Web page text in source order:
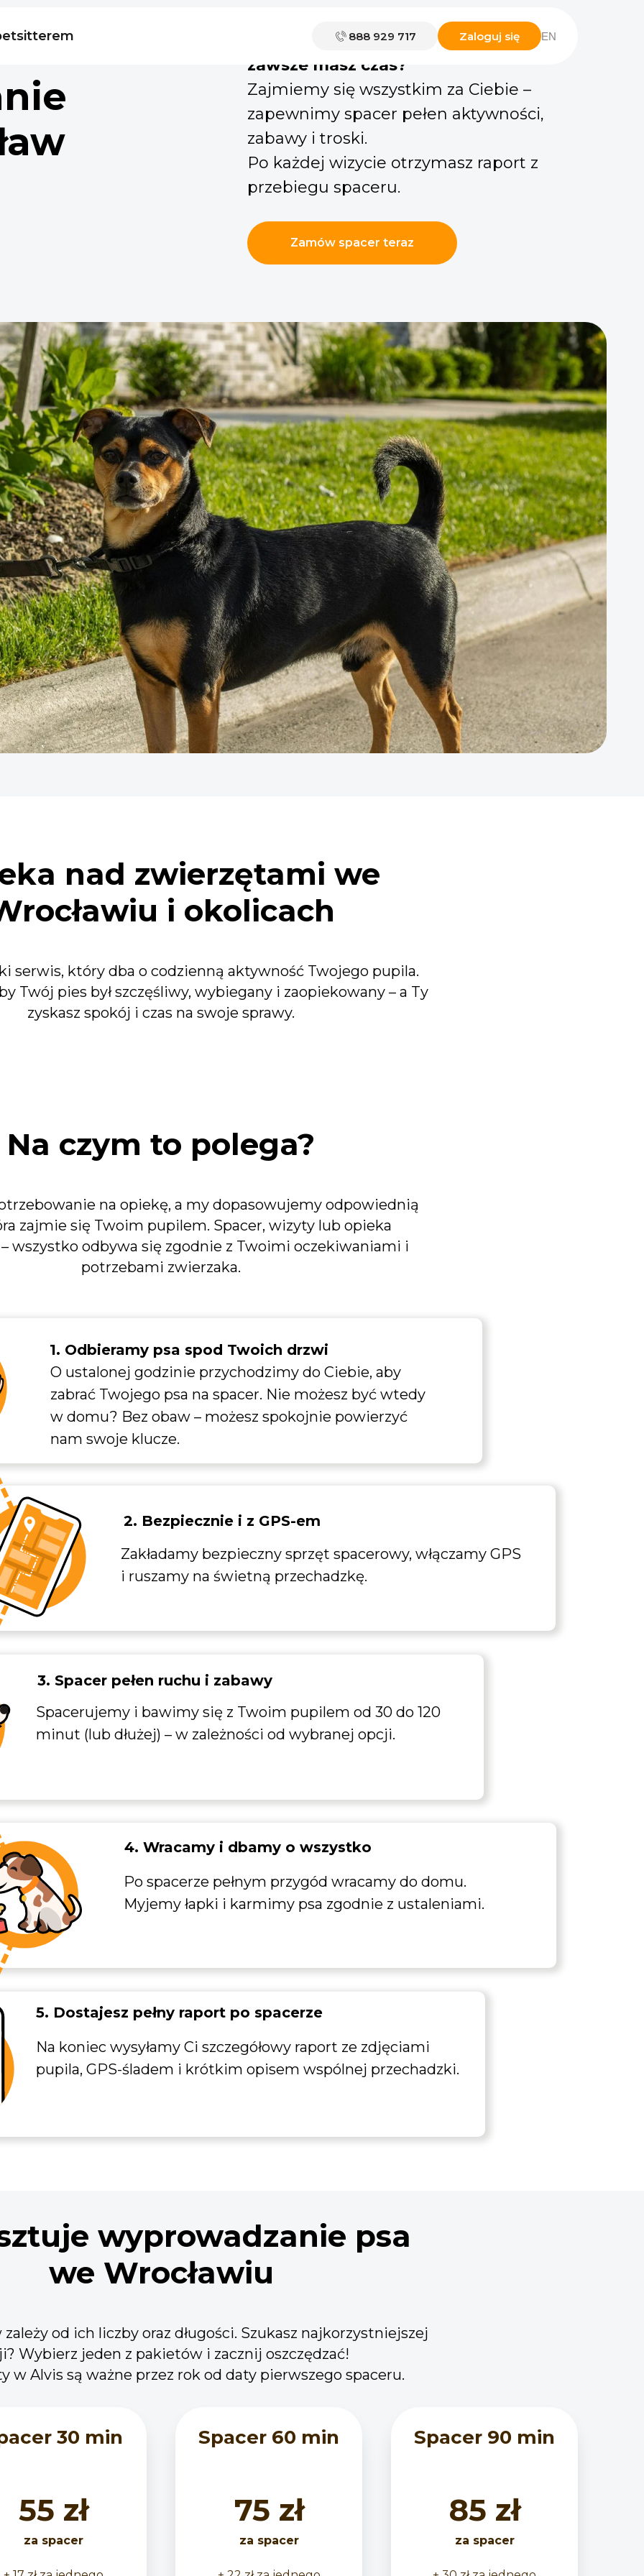
888 929 717 Zaloguj się EN
Twój pies potrzebuje ruchu, a Ty nie
zawsze masz czas?
Zajmiemy się wszystkim za Ciebie –
zapewnimy spacer pełen aktywności,
zabawy i troski.
Po każdej wizycie otrzymasz raport z
przebiegu spaceru.
Zamów spacer teraz
nad zwierzętami we
i okolicach
serwis, który dba o codzienną aktywność Twojego pupila.
Twój pies był szczęśliwy, wybiegany i zaopiekowany – a Ty
zyskasz spokój i czas na swoje sprawy.
Na czym to polega?
na opiekę, a my dopasowujemy odpowiednią
zajmie się Twoim pupilem. Spacer, wizyty lub opieka
– wszystko odbywa się zgodnie z Twoimi oczekiwaniami i
potrzebami zwierzaka.
O ustalonej godzinie przychodzimy do Ciebie, aby
zabrać Twojego psa na spacer. Nie możesz być wtedy
w domu? Bez obaw – możesz spokojnie powierzyć
nam swoje klucze.
Spacerujemy i bawimy się z Twoim pupilem od 30 do 120
minut (lub dłużej) – w zależności od wybranej opcji.
Po spacerze pełnym przygód wracamy do domu.
Myjemy łapki i karmimy psa zgodnie z ustaleniami.
Na koniec wysyłamy Ci szczegółowy raport ze zdjęciami
pupila, GPS-śladem i krótkim opisem wspólnej przechadzki.
Zakładamy bezpieczny sprzęt spacerowy, włączamy GPS
i ruszamy na świetną przechadzkę.
2. Bezpiecznie i z GPS-em
4. Wracamy i dbamy o wszystko
5. Dostajesz pełny raport po spacerze
3. Spacer pełen ruchu i zabawy
1. Odbieramy psa spod Twoich drzwi
wyprowadzanie psa
we Wrocławiu
od ich liczby oraz długości. Szukasz najkorzystniejszej
Wybierz jeden z pakietów i zacznij oszczędzać!
w Alvis są ważne przez rok od daty pierwszego spaceru.
30 min
55 zł
za spacer
Spacer 60 min
75 zł
za spacer
Spacer 90 min
85 zł
za spacer